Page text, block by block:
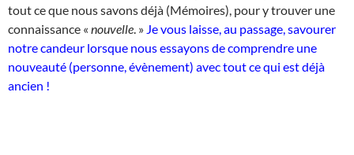
tout ce que nous savons déjà (Mémoires), pour y trouver une
connaissance « nouvelle . » Je vous laisse, au passage, savourer
notre candeur lorsque nous essayons de comprendre une
nouveauté (personne, évènement) avec tout ce qui est déjà
ancien !